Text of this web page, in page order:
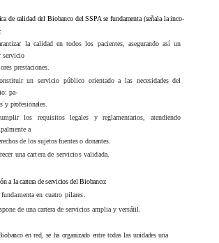
de calidad del Biobanco del SSPA se fundamenta (señala la inco-
la calidad en todos los pacientes, asegurando así un
servicio
prestaciones.
un servicio público orientado a las necesidades del
pa-
y profesionales.
los requisitos legales y reglamentarios, atendiendo
a
de los sujetos fuentes o donantes.
una cartera de servicios validada.
a la cartera de servicios del Biobanco:
en cuatro pilares.
de una cartera de servicios amplia y versátil.
en red, se ha organizado entre todas las unidades una